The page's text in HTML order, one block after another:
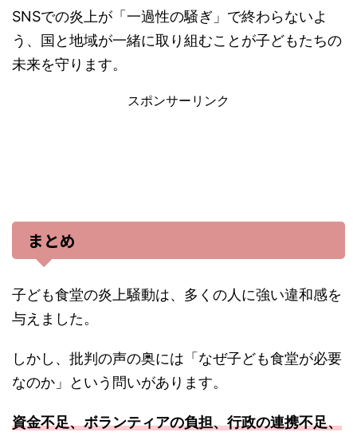
SNSでの炎上が「一過性の騒ぎ」で終わらないよ
う、国と地域が一緒に取り組むことが子どもたちの
未来を守ります。
スポンサーリンク
まとめ
子ども食堂の炎上騒動は、多くの人に強い違和感を
与えました。
しかし、批判の声の奥には「なぜ子ども食堂が必要
なのか」という問いがあります。
資金不足、ボランティアの負担、行政の連携不足、